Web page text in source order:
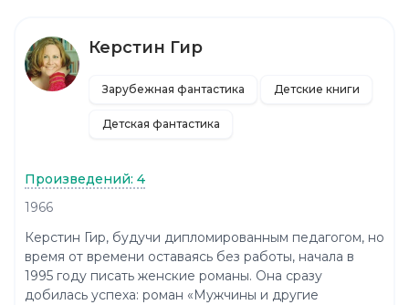
Керстин Гир
Зарубежная фантастика Детские книги
Детская фантастика
Произведений: 4
1966
Керстин Гир, будучи дипломированным педагогом, но
время от времени оставаясь без работы, начала в
1995 году писать женские романы. Она сразу
добилась успеха: роман «Мужчины и другие